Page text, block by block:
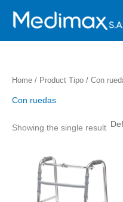
Home / Product Tipo / Con
Con ruedas
Showing the single result